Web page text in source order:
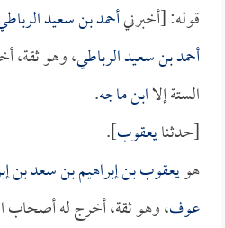
قوله: [أخبرنيأحمد بن سعيد
أحمد بن سعيد الرباطي، وهو ثقة،
الستة إلاابن ماجه.
[حدثنايعقوب].
هويعقوب بن إبراهيم بن سعد بن
عوف، وهو ثقة، أخرج له أصحاب